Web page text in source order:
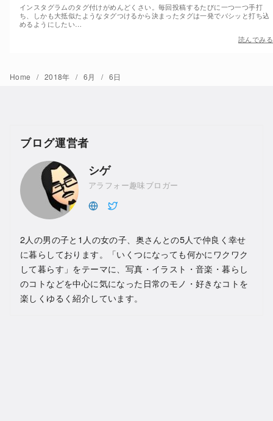
インスタグラムのタグ付けがめんどくさい。毎回投稿するたびに一つ一つ手打
ち、しかも大抵似たようなタグつけるから決まったタグは一発でバシッと打ち込
めるようにしたい…
読んでみる
Home 2018年 6月 6日
ブログ運営者
シゲ
アラフォー趣味ブロガー
2人の男の子と1人の女の子、奥さんとの5人で仲良く幸せ
に暮らしております。「いくつになっても何かにワクワク
して暮らす」をテーマに、写真・イラスト・音楽・暮らし
のコトなどを中心に気になった日常のモノ・好きなコトを
楽しくゆるく紹介しています。